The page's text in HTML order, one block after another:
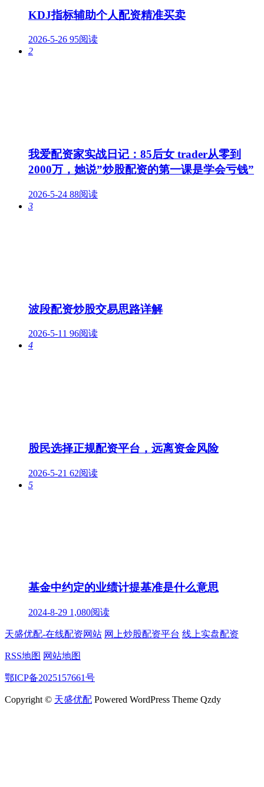
KDJ指标辅助个人配资精准买卖
2026-5-26 95阅读
2
我爱配资家实战日记：85后女 trader从零到
2000万，她说”炒股配资的第一课是学会亏钱”
2026-5-24 88阅读
3
波段配资炒股交易思路详解
2026-5-11 96阅读
4
股民选择正规配资平台，远离资金风险
2026-5-21 62阅读
5
基金中约定的业绩计提基准是什么意思
2024-8-29 1,080阅读
天盛优配-在线配资网站 网上炒股配资平台 线上实盘配资
RSS地图 网站地图
鄂ICP备2025157661号
Copyright © 天盛优配 Powered WordPress Theme Qzdy